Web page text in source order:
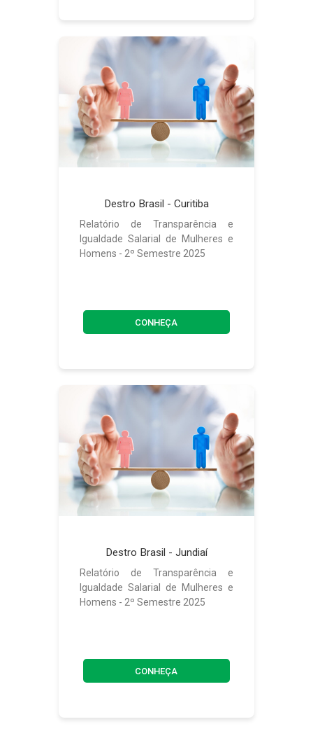
Destro Brasil - Curitiba
Relatório de Transparência e
Igualdade Salarial de Mulheres e
Homens - 2º Semestre 2025
CONHEÇA
Destro Brasil - Jundiaí
Relatório de Transparência e
Igualdade Salarial de Mulheres e
Homens - 2º Semestre 2025
CONHEÇA